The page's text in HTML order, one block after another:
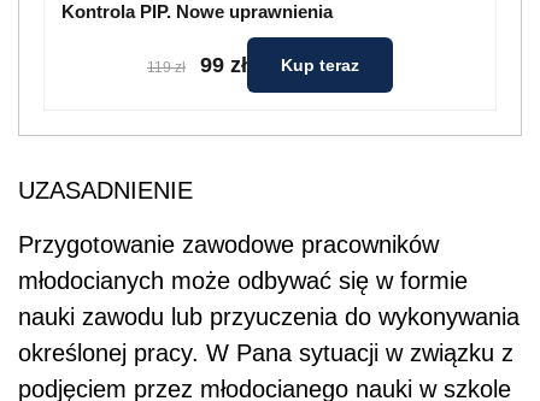
Kontrola PIP. Nowe uprawnienia
119 zł 99 zł Kup teraz
UZASADNIENIE
Przygotowanie zawodowe pracowników
młodocianych może odbywać się w formie
nauki zawodu lub przyuczenia do wykonywania
określonej pracy. W Pana sytuacji w związku z
podjęciem przez młodocianego nauki w szkole